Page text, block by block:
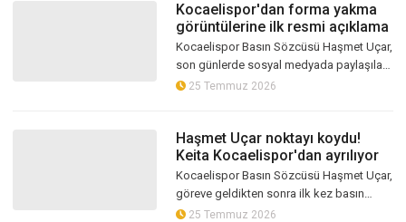
Kocaelispor'dan forma yakma
görüntülerine ilk resmi açıklama
Kocaelispor Basın Sözcüsü Haşmet Uçar,
son günlerde sosyal medyada paylaşılan
forma yakma görüntülerine ilişkin
25 Temmuz 2026
Haşmet Uçar noktayı koydu!
Keita Kocaelispor'dan ayrılıyor
Kocaelispor Basın Sözcüsü Haşmet Uçar,
göreve geldikten sonra ilk kez basın
mensuplarının karşısına çıktı. Transfer
25 Temmuz 2026